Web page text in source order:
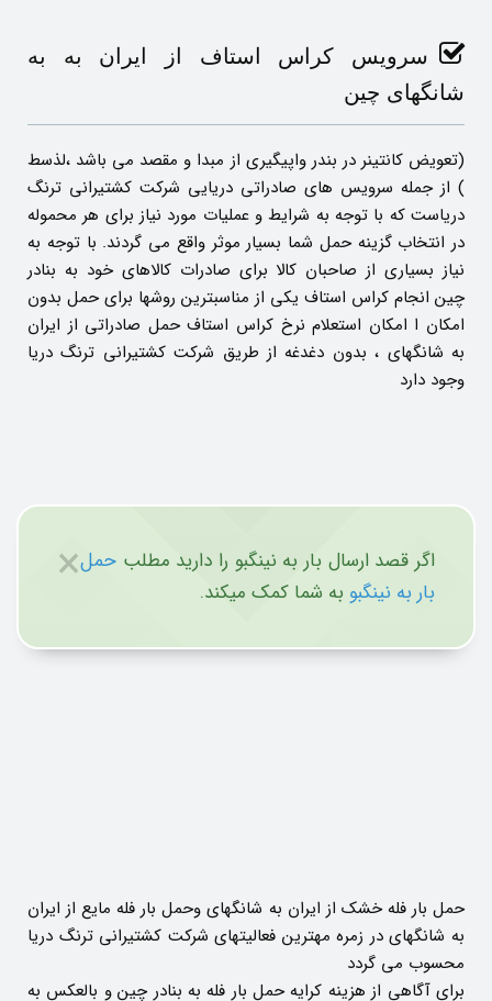
سرویس کراس استاف از ایران به به
شانگهای چین
(تعویض کانتینر در بندر واپیگیری از مبدا و مقصد می باشد ،لذسط
) از جمله سرویس های صادراتی دریایی شرکت کشتیرانی ترنگ
دریاست که با توجه به شرایط و عملیات مورد نیاز برای هر محموله
در انتخاب گزینه حمل شما بسیار موثر واقع می گردند. با توجه به
نیاز بسیاری از صاحبان کالا برای صادرات کالاهای خود به بنادر
چین انجام کراس استاف یکی از مناسبترین روشها برای حمل بدون
امکان ا امکان استعلام نرخ کراس استاف حمل صادراتی از ایران
به شانگهای ، بدون دغدغه از طریق شرکت کشتیرانی ترنگ دریا
وجود دارد
× اگر قصد ارسال بار به نینگبو را دارید مطلب حمل
بار به نینگبو به شما کمک میکند.
حمل بار فله خشک از ایران به شانگهای وحمل بار فله مایع از ایران
به شانگهای در زمره مهترین فعالیتهای شرکت کشتیرانی ترنگ دریا
محسوب می گردد
برای آگاهی از هزینه کرایه حمل بار فله به بنادر چین و بالعکس به